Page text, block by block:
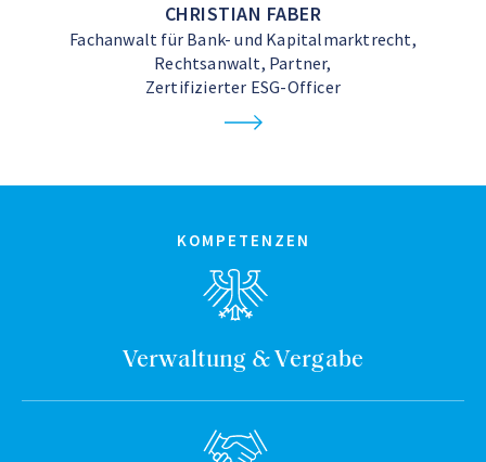
CHRISTIAN FABER
Fachanwalt für Bank- und Kapitalmarktrecht,
Rechtsanwalt, Partner,
Zertifizierter ESG-Officer
KOMPETENZEN
Verwaltung & Vergabe